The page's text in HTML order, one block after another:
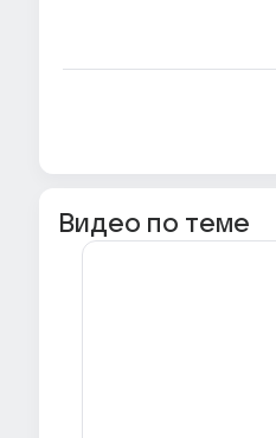
Видео по теме